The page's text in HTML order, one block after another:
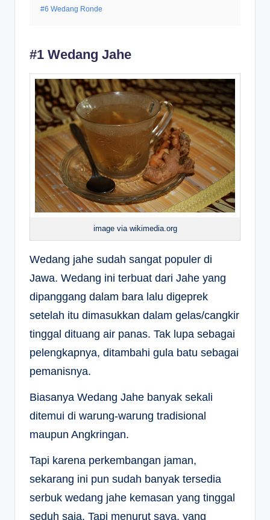
#6 Wedang Ronde
#1 Wedang Jahe
image via wikimedia.org
Wedang jahe sudah sangat populer di
Jawa. Wedang ini terbuat dari Jahe yang
dipanggang dalam bara lalu digeprek
setelah itu dimasukkan dalam gelas/cangkir
tinggal dituang air panas. Tak lupa sebagai
pelengkapnya, ditambahi gula batu sebagai
pemanisnya.
Biasanya Wedang Jahe banyak sekali
ditemui di warung-warung tradisional
maupun Angkringan.
Tapi karena perkembangan jaman,
sekarang ini pun sudah banyak tersedia
serbuk wedang jahe kemasan yang tinggal
seduh saja. Tapi menurut saya, yang